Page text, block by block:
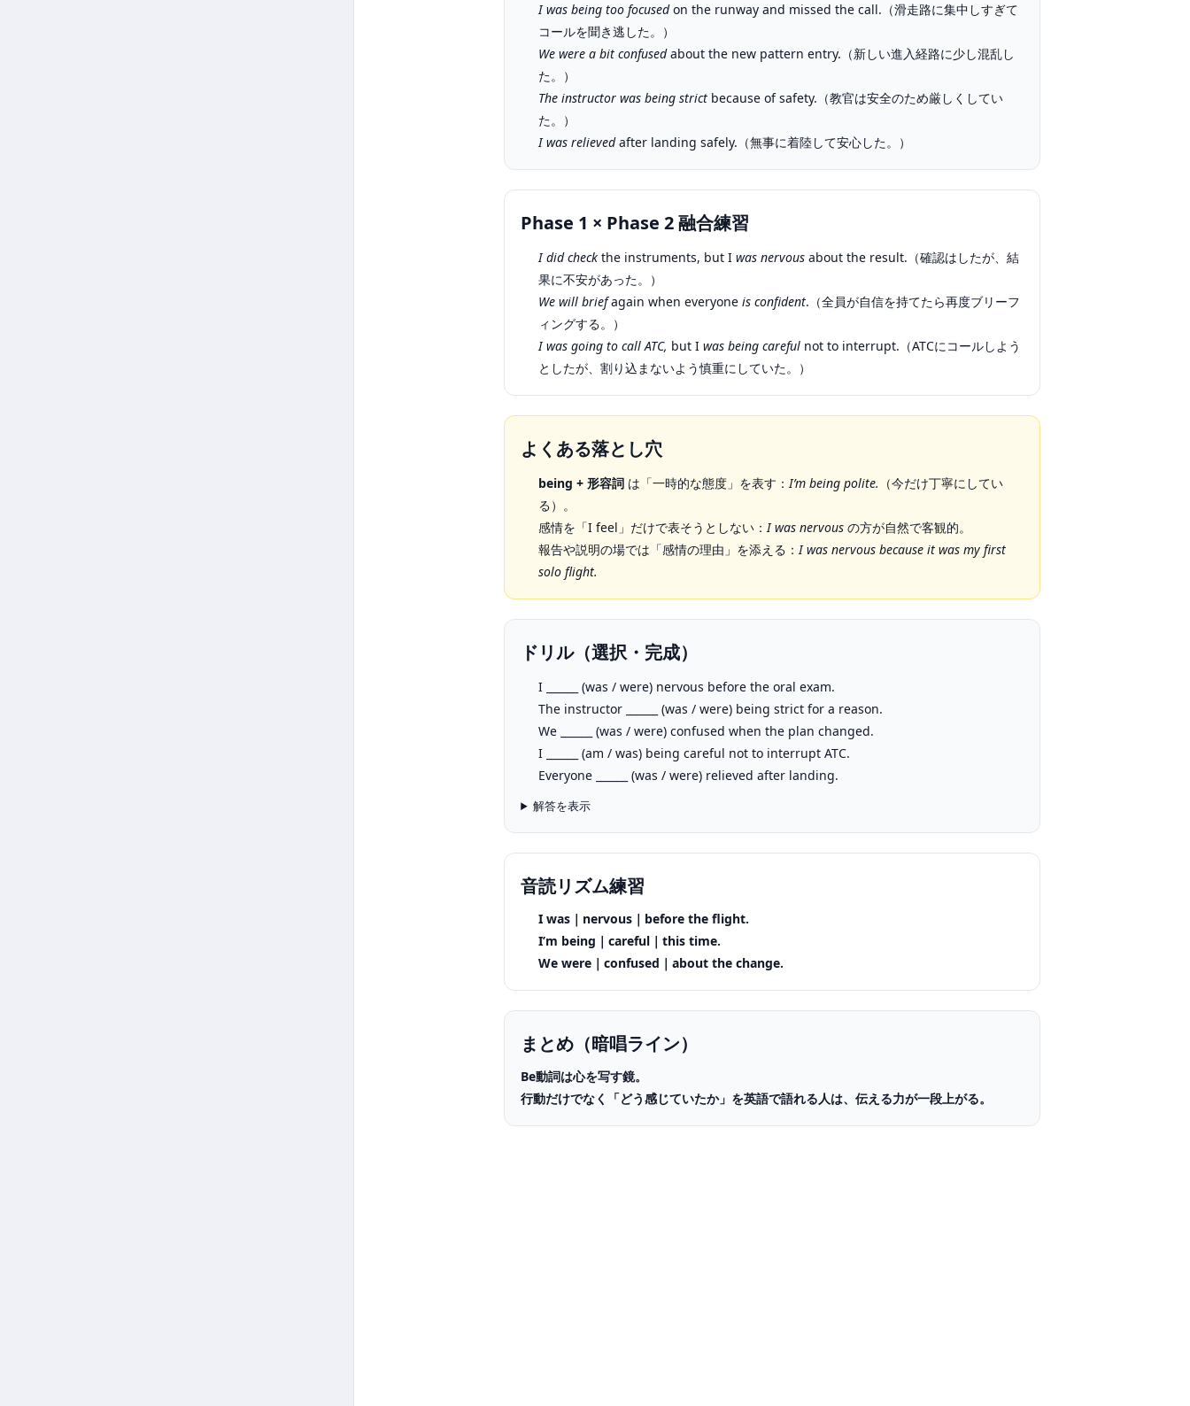
I was being too focusedon the runway and missed the call.（滑走路に集中しすぎて
コールを聞き逃した。）
We were a bit confusedabout the new pattern entry.（新しい進入経路に少し混乱し
た。）
The instructor was being strict because of safety.（教官は安全のため厳しくしてい
た。）
I was relievedafter landing safely.（無事に着陸して安心した。）
Phase 1 × Phase 2 融合練習
I did check the instruments, but Iwas nervous about the result.（確認はしたが、結
果に不安があった。）
We will briefagain when everyoneis confident.（全員が自信を持てたら再度ブリーフ
ィングする。）
I was going to call ATC, but Iwas being careful not to interrupt.（ATCにコールしよう
としたが、割り込まないよう慎重にしていた。）
よくある落とし穴
being + 形容詞 は「一時的な態度」を表す：I’m being polite. （今だけ丁寧にしてい
る）。
感情を「I feel」だけで表そうとしない：I was nervous の方が自然で客観的。
報告や説明の場では「感情の理由」を添える：I was nervous because it was my first
solo flight.
ドリル（選択・完成）
I ______ (was / were) nervous before the oral exam.
The instructor ______ (was / were) being strict for a reason.
We ______ (was / were) confused when the plan changed.
I ______ (am / was) being careful not to interrupt ATC.
Everyone ______ (was / were) relieved after landing.
解答を表示
音読リズム練習
I was｜nervous｜before the flight.
I’m being｜careful｜this time.
We were｜confused｜about the change.
まとめ（暗唱ライン）
Be動詞は心を写す鏡。
行動だけでなく「どう感じていたか」を英語で語れる人は、伝える力が一段上がる。